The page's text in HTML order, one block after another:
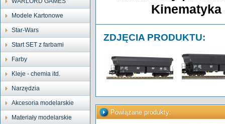
Modele Kartonowe
Star-Wars
Start SET z farbami
Farby
Kleje - chemia itd.
Narzędzia
Akcesoria modelarskie
Materiały modelarskie
ZDJĘCIA PRODUKTU:
Powiązane produkty: